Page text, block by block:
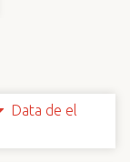
Data de el